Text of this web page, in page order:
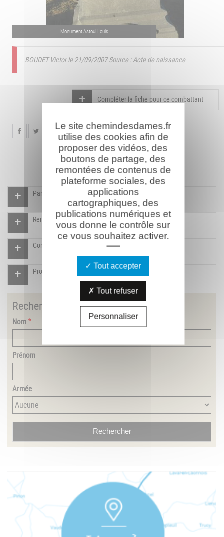
Monument Astoul Louis
BOUDET Victor le 21/09/2007Source : Acte de naissance
Compléter la fiche pour ce combattant
Participer à l'indexation du Mémorial virtuel
Rendre un hommage pour ce combattant
Compléter la fiche pour ce combattant
Proposer un document pour ce combattant
Rechercher un combattant
Nom
Prénom
Armée
Le site chemindesdames.fr
utilise des cookies afin de
proposer des vidéos, des
boutons de partage, des
remontées de contenus de
plateforme sociales, des
applications
cartographiques, des
publications numériques et
vous donne le contrôle sur
ce vous souhaitez activer.
Tout accepter
Tout refuser
Personnaliser